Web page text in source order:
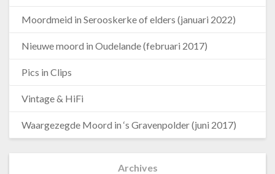
Moordmeid in Serooskerke of elders (januari 2022)
Nieuwe moord in Oudelande (februari 2017)
Pics in Clips
Vintage & HiFi
Waargezegde Moord in ‘s Gravenpolder (juni 2017)
Archives